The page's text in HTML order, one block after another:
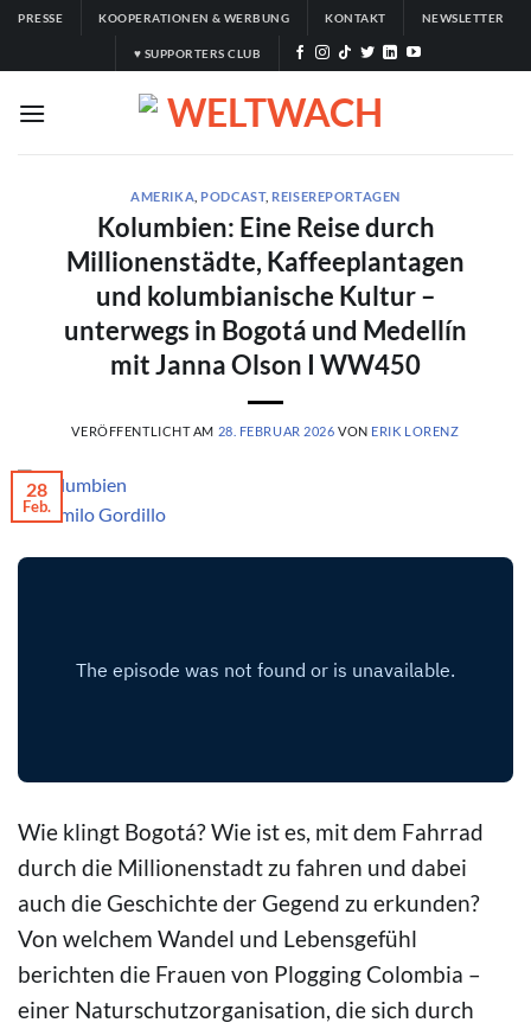
Zum
springen
PRESSE KOOPERATIONEN & WERBUNG KONTAKT NEWSLETTER
♥ SUPPORTERS CLUB
AMERIKA PODCAST, REISEREPORTAGEN
Kolumbien: Eine Reise durch
Millionenstädte, Kaffeeplantagen
und kolumbianische Kultur –
unterwegs in Bogotá und Medellín
mit Janna Olson I WW450
VERÖFFENTLICHT AM 28. FEBRUAR 2026 VON ERIK LORENZ
© Camilo Gordillo
28
Feb.
Wie klingt Bogotá? Wie ist es, mit dem Fahrrad
durch die Millionenstadt zu fahren und dabei
auch die Geschichte der Gegend zu erkunden?
Von welchem Wandel und Lebensgefühl
berichten die Frauen von Plogging Colombia –
einer Naturschutzorganisation, die sich durch